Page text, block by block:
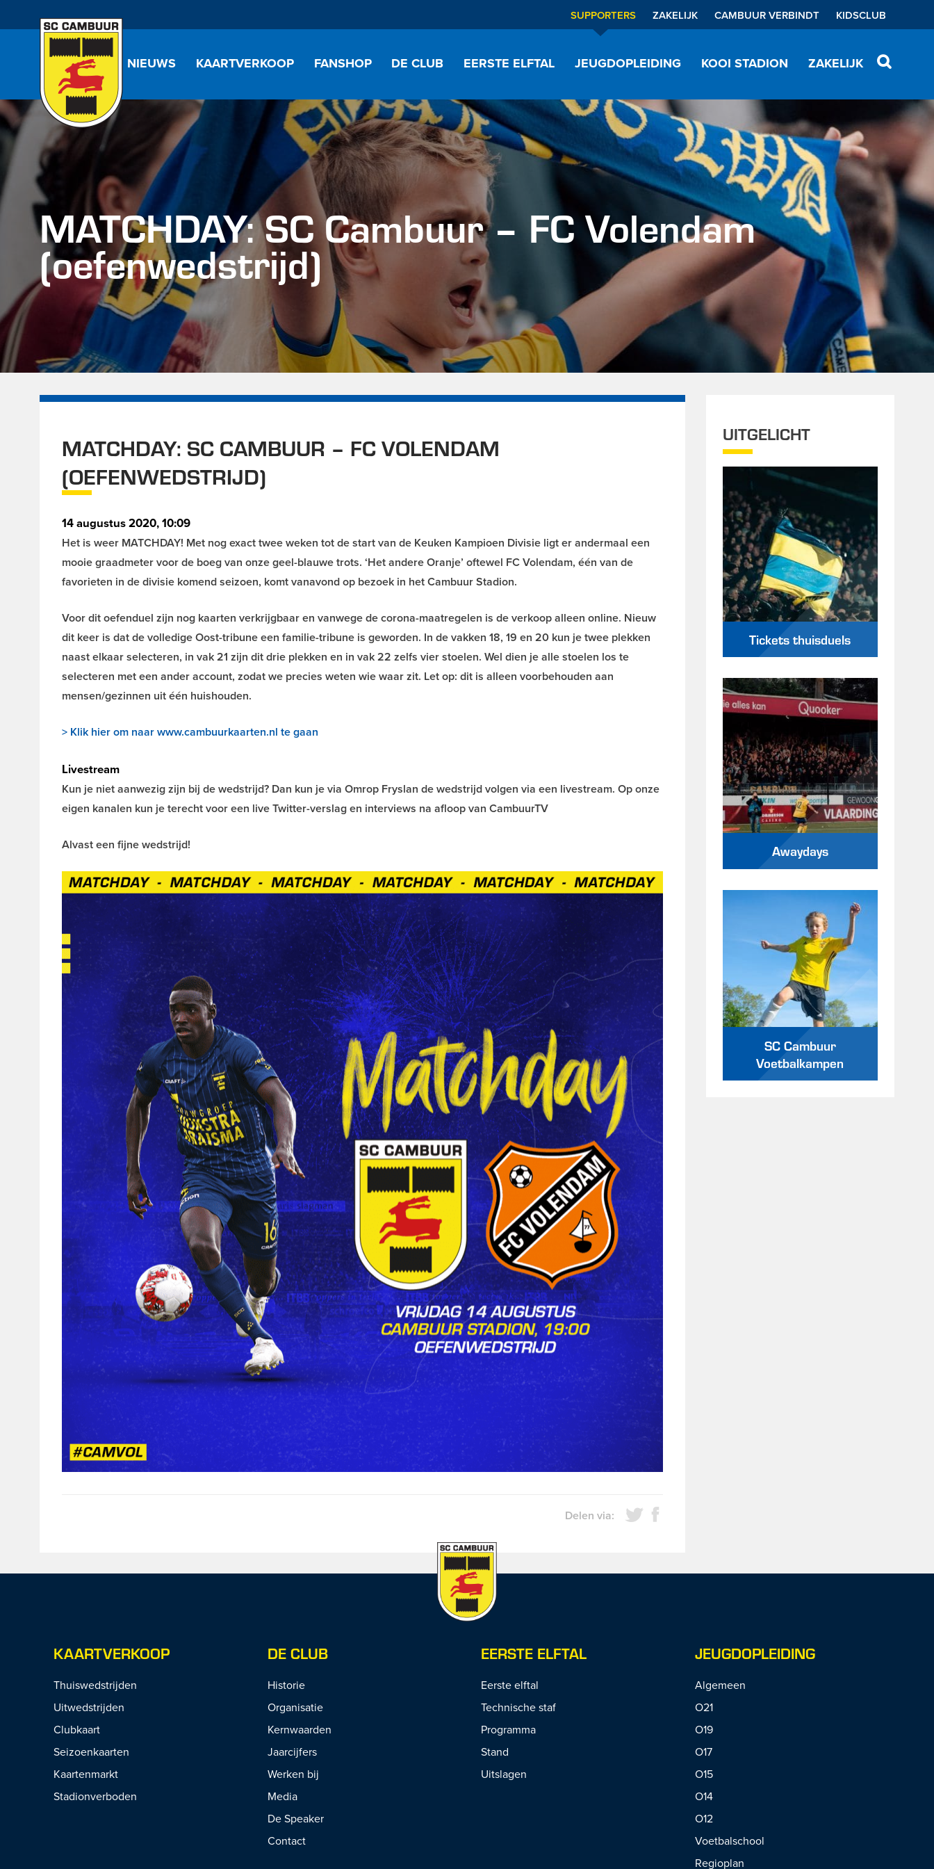
SUPPORTERS ZAKELIJK CAMBUUR VERBINDT KIDSCLUB
NIEUWS KAARTVERKOOP FANSHOP DE CLUB EERSTE ELFTAL JEUGDOPLEIDING KOOI STADION ZAKELIJK
MATCHDAY: SC Cambuur – FC Volendam
(oefenwedstrijd)
MATCHDAY: SC CAMBUUR – FC VOLENDAM
(OEFENWEDSTRIJD)
14 augustus 2020, 10:09
Het is weer MATCHDAY! Met nog exact twee weken tot de start van de Keuken Kampioen Divisie ligt er andermaal een
mooie graadmeter voor de boeg van onze geel-blauwe trots. ‘Het andere Oranje’ oftewel FC Volendam, één van de
favorieten in de divisie komend seizoen, komt vanavond op bezoek in het Cambuur Stadion.
Voor dit oefenduel zijn nog kaarten verkrijgbaar en vanwege de corona-maatregelen is de verkoop alleen online. Nieuw
dit keer is dat de volledige Oost-tribune een familie-tribune is geworden. In de vakken 18, 19 en 20 kun je twee plekken
naast elkaar selecteren, in vak 21 zijn dit drie plekken en in vak 22 zelfs vier stoelen. Wel dien je alle stoelen los te
selecteren met een ander account, zodat we precies weten wie waar zit. Let op: dit is alleen voorbehouden aan
mensen/gezinnen uit één huishouden.
> Klik hier om naar www.cambuurkaarten.nl te gaan
Livestream
Kun je niet aanwezig zijn bij de wedstrijd? Dan kun je via Omrop Fryslan de wedstrijd volgen via een livestream. Op onze
eigen kanalen kun je terecht voor een live Twitter-verslag en interviews na afloop van CambuurTV
Alvast een fijne wedstrijd!
Delen via:
UITGELICHT
Tickets thuisduels
Awaydays
SC Cambuur
Voetbalkampen
KAARTVERKOOP
Thuiswedstrijden
Uitwedstrijden
Clubkaart
Seizoenkaarten
Kaartenmarkt
Stadionverboden
DE CLUB
Historie
Organisatie
Kernwaarden
Jaarcijfers
Werken bij
Media
De Speaker
Contact
EERSTE ELFTAL
Eerste elftal
Technische staf
Programma
Stand
Uitslagen
JEUGDOPLEIDING
Algemeen
O21
O19
O17
O15
O14
O12
Voetbalschool
Regioplan